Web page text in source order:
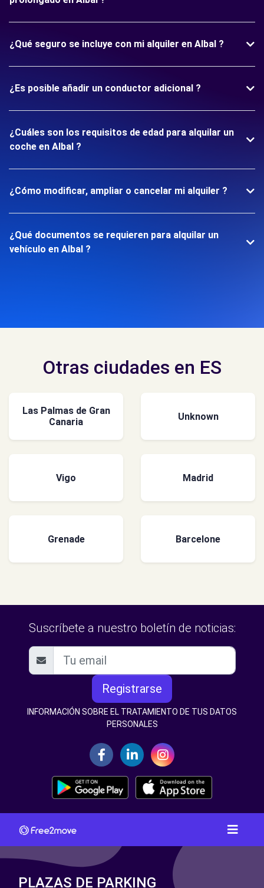
¿Qué seguro se incluye con mi alquiler en Albal ?
¿Es posible añadir un conductor adicional ?
¿Cuáles son los requisitos de edad para alquilar un
coche en Albal ?
¿Cómo modificar, ampliar o cancelar mi alquiler ?
¿Qué documentos se requieren para alquilar un
vehículo en Albal ?
Otras ciudades en ES
Las Palmas de Gran
Canaria
Unknown
Vigo Madrid
Grenade Barcelone
Suscríbete a nuestro boletín de noticias:
Registrarse
INFORMACIÓN SOBRE EL TRATAMIENTO DE TUS DATOS
PERSONALES
PLAZAS DE PARKING